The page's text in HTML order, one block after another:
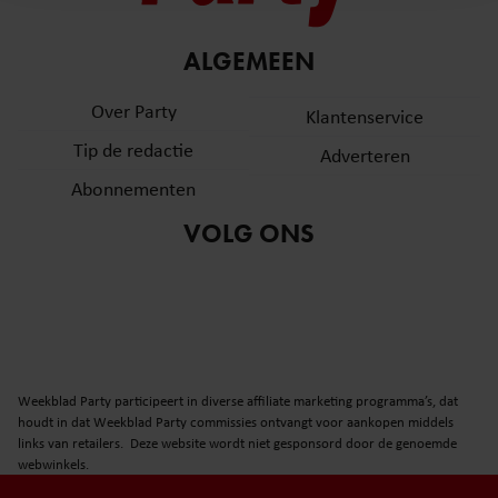
informatie over uw gebruik van onze site met onze
partners voor social media, adverteren en analyse. Deze
informatie die u aan ze heeft verstrekt of die ze hebben
gaat akkoord met onze cookies als u onze website blijft
gebruiken.
ALGEMEEN
Over Party
Tip de redactie
Abonnementen
Klantenservice
Adverteren
VOLG ONS
Weekblad Party participeert in diverse affiliate marketing programma’s, dat
houdt in dat Weekblad Party commissies ontvangt voor aankopen middels
links van retailers. Deze website wordt niet gesponsord door de genoemde
webwinkels.